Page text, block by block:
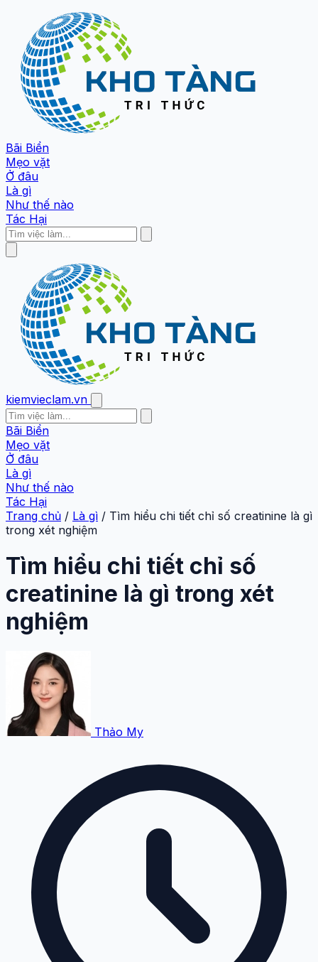
Bãi Biển
Mẹo vặt
Ở đâu
Là gì
Như thế nào
Tác Hại
kiemvieclam.vn
Bãi Biển
Mẹo vặt
Ở đâu
Là gì
Như thế nào
Tác Hại
Trang chủ / Là gì / Tìm hiểu chi tiết chỉ số creatinine là gì
trong xét nghiệm
Tìm hiểu chi tiết chỉ số
creatinine là gì trong xét
nghiệm
Thảo My